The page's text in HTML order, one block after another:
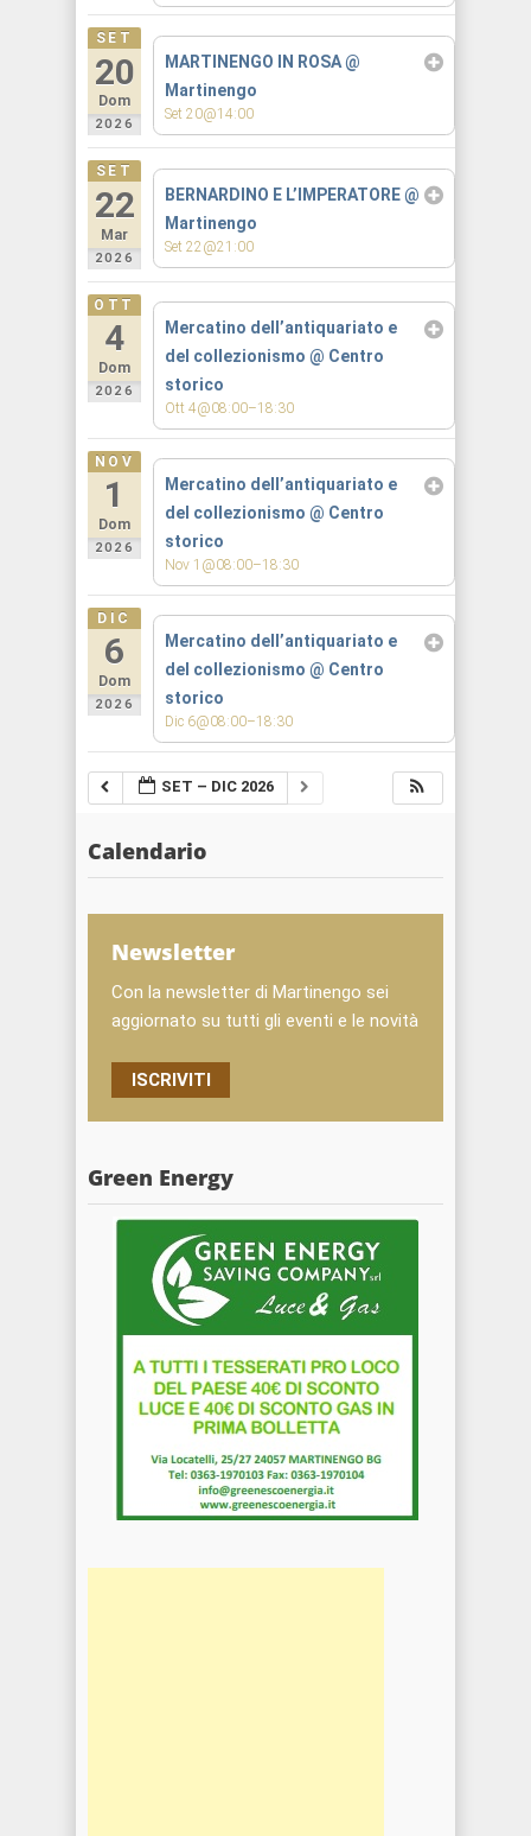
SET
20
Dom
2026
MARTINENGO IN ROSA@
Martinengo
Set 20@14:00
SET
22
Mar
2026
BERNARDINO E L’IMPERATORE@
Martinengo
Set 22@21:00
OTT
4
Dom
2026
Mercatino dell’antiquariato e
del collezionismo @ Centro
storico
Ott 4@08:00–18:30
NOV
1
Dom
2026
Mercatino dell’antiquariato e
del collezionismo @ Centro
storico
Nov 1@08:00–18:30
DIC
6
Dom
2026
Mercatino dell’antiquariato e
del collezionismo @ Centro
storico
Dic 6@08:00–18:30
SET – DIC 2026
Calendario
Newsletter
Con la newsletter di Martinengo sei
aggiornato su tutti gli eventi e le novità
ISCRIVITI
Green Energy